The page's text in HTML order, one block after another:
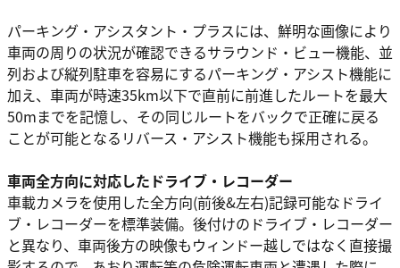
パーキング・アシスタント・プラスには、鮮明な画像により
車両の周りの状況が確認できるサラウンド・ビュー機能、並
列および縦列駐車を容易にするパーキング・アシスト機能に
加え、車両が時速35km以下で直前に前進したルートを最大
50mまでを記憶し、その同じルートをバックで正確に戻る
ことが可能となるリバース・アシスト機能も採用される。
車両全方向に対応したドライブ・レコーダー
車載カメラを使用した全方向(前後&左右)記録可能なドライ
ブ・レコーダーを標準装備。後付けのドライブ・レコーダー
と異なり、車両後方の映像もウィンドー越しではなく直接撮